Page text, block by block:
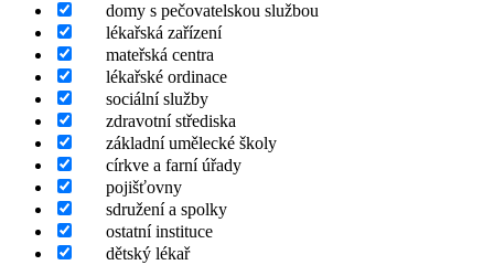
domy s pečovatelskou službou
lékařská zařízení
mateřská centra
lékařské ordinace
sociální služby
zdravotní střediska
základní umělecké školy
církve a farní úřady
pojišťovny
sdružení a spolky
ostatní instituce
dětský lékař